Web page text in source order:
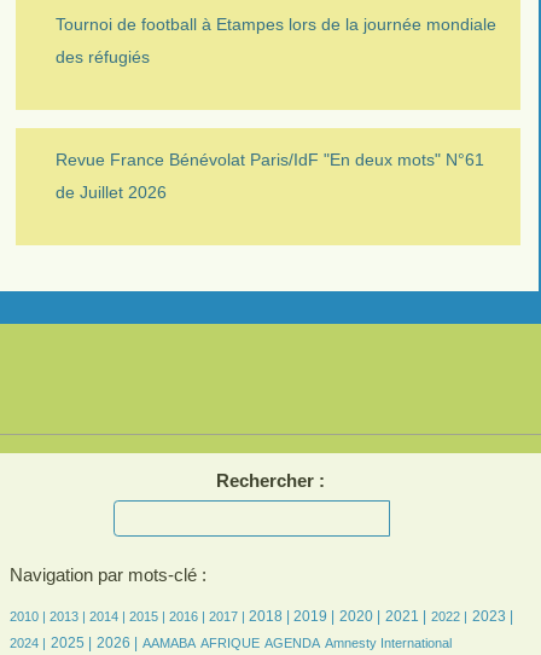
Tournoi de football à Etampes lors de la journée mondiale
des réfugiés
Revue France Bénévolat Paris/IdF "En deux mots" N°61
de Juillet 2026
Rechercher :
Navigation par mots-clé :
8/3006
2010 |
7/30062013 |
214/3006 2014 |
417/3006 2015 |
489/3006 2016 |
573/3006 2017 |
846/3006 2018 |
904/3006 2019 |
703/3006 2020 |
750/3006 2021 |
598/3006 2022 |
665/3006 2023 |
585/3006
2024 |
694/3006
2025 |
760/3006 2026 |
98/3006 AAMABA
290/3006 AFRIQUE
639/3006 AGENDA
7/3006 Amnesty International
48/3006